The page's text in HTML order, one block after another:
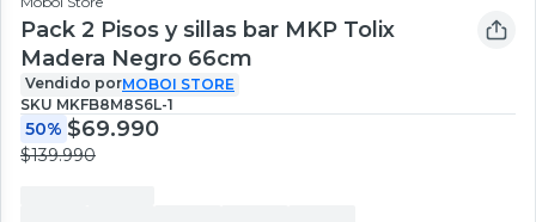
Pack 2 Pisos y sillas bar MKP Tolix
Madera Negro 66cm
Vendido porMOBOI STORE
SKU MKFB8M8S6L-1
50% $69.990
$139.990